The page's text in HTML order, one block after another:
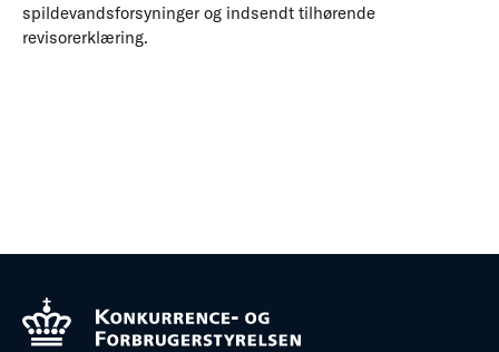
spildevandsforsyninger og indsendt tilhørende
revisorerklæring.